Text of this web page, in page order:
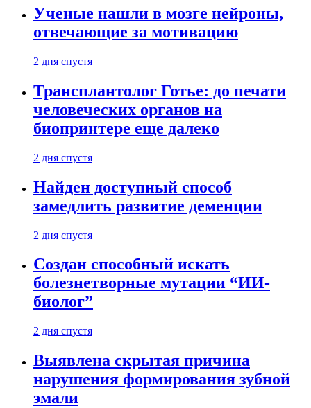
Ученые нашли в мозге нейроны,
отвечающие за мотивацию
2 дня спустя
Трансплантолог Готье: до печати
человеческих органов на
биопринтере еще далеко
2 дня спустя
Найден доступный способ
замедлить развитие деменции
2 дня спустя
Создан способный искать
болезнетворные мутации “ИИ-
биолог”
2 дня спустя
Выявлена скрытая причина
нарушения формирования зубной
эмали